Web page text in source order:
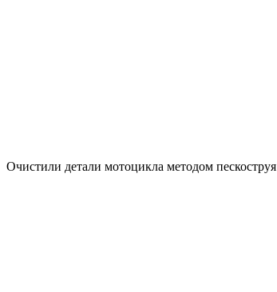
Очистили детали мотоцикла методом пескоструя